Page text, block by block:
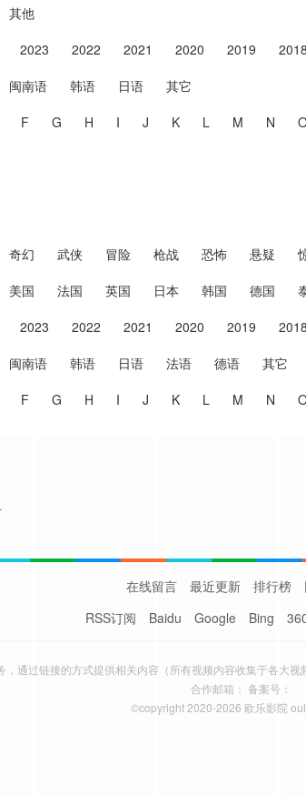
其他
2023 2022 2021 2020 2019 2018
闽南语 韩语 日语 其它
F G H I J K L M N
奇幻 武侠 冒险 枪战 恐怖 悬疑
美国 法国 英国 日本 韩国 德国
2023 2022 2021 2020 2019 2018
闽南语 韩语 日语 法语 德语 其它
F G H I J K L M N
在线留言 最近更新 排行榜
RSS订阅
Baidu Google Bing
，通过链接的方式提供相关内容（所有视频内容收集于各大
合作邮箱： 备案号：
©copyright 2020-2026 欧乐影院